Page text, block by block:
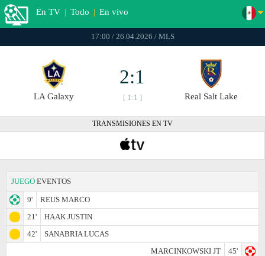
En TV | Todo | En vivo
17:00 / 26.04.2026 / MLS
LA Galaxy
2:1
[ 1:1 ] Real Salt Lake
TRANSMISIONES EN TV
JUEGO EVENTOS
9'
REUS MARCO
21'
HAAK JUSTIN
42'
SANABRIA LUCAS
MARCINKOWSKI JT
45'